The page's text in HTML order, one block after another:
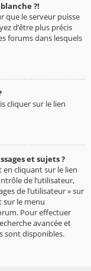
?!
que le serveur puisse
d’être plus précis
forums dans lesquels
cliquer sur le lien
et sujets ?
en cliquant sur le lien
de l’utilisateur,
de l’utilisateur » sur
sur le menu
Pour effectuer
avancée et
sont disponibles.